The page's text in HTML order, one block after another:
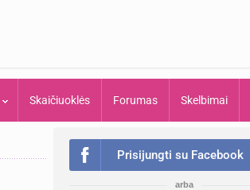
Skaičiuoklės Forumas Skelbimai
Prisijungti su Facebook
arba